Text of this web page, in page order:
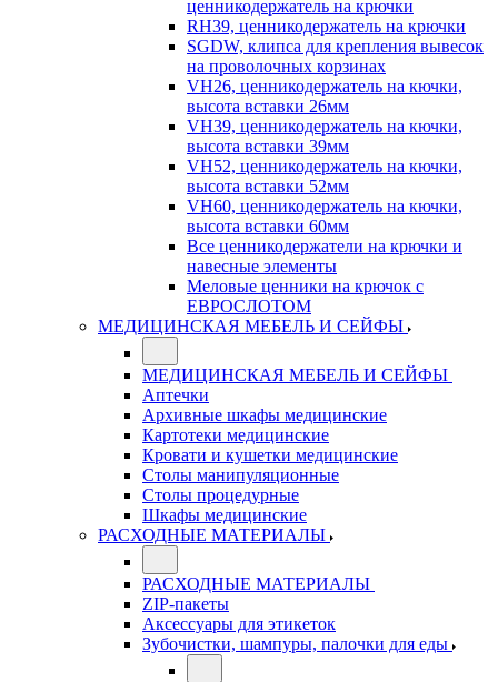
ценникодержатель на крючки
RH39, ценникодержатель на крючки
SGDW, клипса для крепления вывесок
на проволочных корзинах
VH26, ценникодержатель на кючки,
высота вставки 26мм
VH39, ценникодержатель на кючки,
высота вставки 39мм
VH52, ценникодержатель на кючки,
высота вставки 52мм
VH60, ценникодержатель на кючки,
высота вставки 60мм
Все ценникодержатели на крючки и
навесные элементы
Меловые ценники на крючок с
ЕВРОСЛОТОМ
МЕДИЦИНСКАЯ МЕБЕЛЬ И СЕЙФЫ
МЕДИЦИНСКАЯ МЕБЕЛЬ И СЕЙФЫ
Аптечки
Архивные шкафы медицинские
Картотеки медицинские
Кровати и кушетки медицинские
Столы манипуляционные
Столы процедурные
Шкафы медицинские
РАСХОДНЫЕ МАТЕРИАЛЫ
РАСХОДНЫЕ МАТЕРИАЛЫ
ZIP-пакеты
Аксессуары для этикеток
Зубочистки, шампуры, палочки для еды